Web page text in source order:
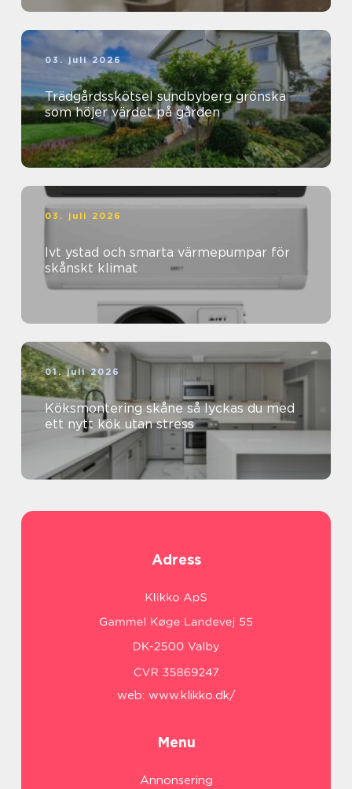
03. juli 2026
Trädgårdsskötsel sundbyberg grönska
som höjer värdet på gården
03. juli 2026
Ivt ystad och smarta värmepumpar för
skånskt klimat
01. juli 2026
Köksmontering skåne så lyckas du med
ett nytt kök utan stress
Adress
web: www.klikko.dk/
Menu
Annonsering